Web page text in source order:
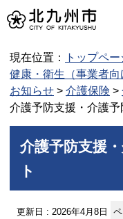
現在位置： トップペー
健康・衛生（事業者向
お知らせ > 介護保険 >
介護予防支援・介護予
介護予防支援
ト
更新日 : 2026年4月8日